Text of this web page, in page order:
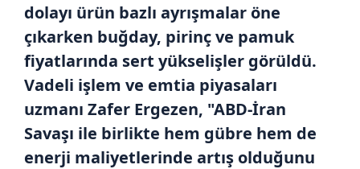
dolayı ürün bazlı ayrışmalar öne
çıkarken buğday, pirinç ve pamuk
fiyatlarında sert yükselişler görüldü.
Vadeli işlem ve emtia piyasaları
uzmanı Zafer Ergezen, "ABD-İran
Savaşı ile birlikte hem gübre hem de
enerji maliyetlerinde artış olduğunu